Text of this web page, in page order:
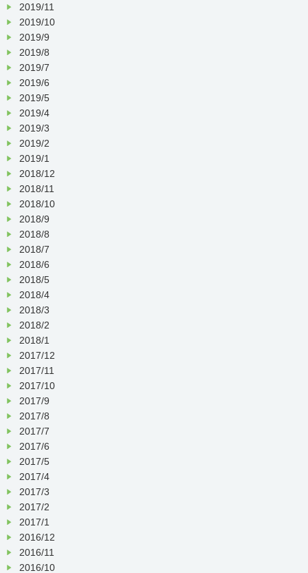
2019/11
2019/10
2019/9
2019/8
2019/7
2019/6
2019/5
2019/4
2019/3
2019/2
2019/1
2018/12
2018/11
2018/10
2018/9
2018/8
2018/7
2018/6
2018/5
2018/4
2018/3
2018/2
2018/1
2017/12
2017/11
2017/10
2017/9
2017/8
2017/7
2017/6
2017/5
2017/4
2017/3
2017/2
2017/1
2016/12
2016/11
2016/10